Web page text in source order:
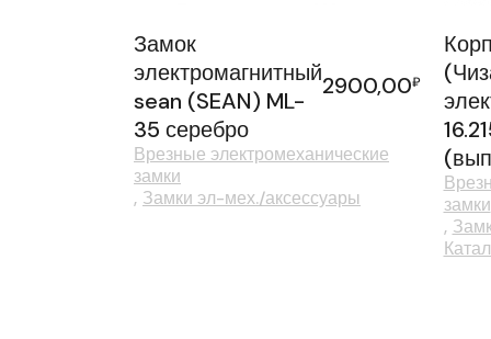
Замок
электромагнитный
sean (SEAN) ML-
35 серебро
2900,00₽
Врезные электромеханические
замки
Замки эл-мех./аксессуары
замки